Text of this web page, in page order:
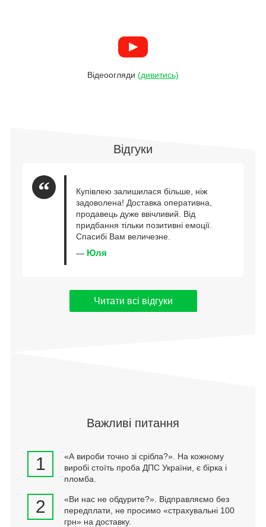
Відеоогляди (дивитись)
Відгуки
Купівлею залишилася більше, ніж
задоволена! Доставка оперативна,
продавець дуже ввічливий. Від
придбання тільки позитивні емоції.
Спасибі Вам величезне.
— Юля
Читати всі відгуки
Важливі питання
1
«А вироби точно зі срібла?». На кожному
виробі стоїть проба ДПС України, є бірка і
пломба.
2
«Ви нас не обдурите?». Відправляємо без
передплати, не просимо «страхувальні 100
грн» на доставку.